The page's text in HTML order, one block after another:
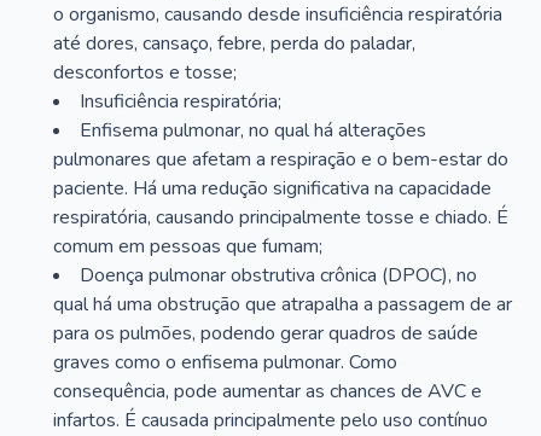
o organismo, causando desde insuficiência respiratória
até dores, cansaço, febre, perda do paladar,
desconfortos e tosse;
Insuficiência respiratória;
Enfisema pulmonar, no qual há alterações
pulmonares que afetam a respiração e o bem-estar do
paciente. Há uma redução significativa na capacidade
respiratória, causando principalmente tosse e chiado. É
comum em pessoas que fumam;
Doença pulmonar obstrutiva crônica (DPOC), no
qual há uma obstrução que atrapalha a passagem de ar
para os pulmões, podendo gerar quadros de saúde
graves como o enfisema pulmonar. Como
consequência, pode aumentar as chances de AVC e
infartos. É causada principalmente pelo uso contínuo